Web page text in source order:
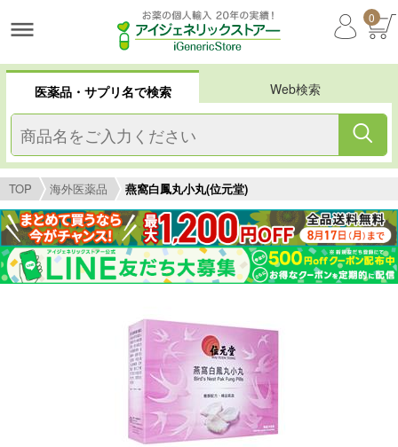
0
医薬品・サプリ名で検索 Web検索
TOP 海外医薬品 燕窩白鳳丸小丸(位元堂)